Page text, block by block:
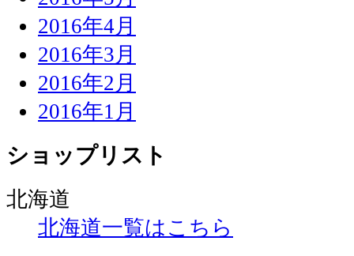
2016年4月
2016年3月
2016年2月
2016年1月
ショップリスト
北海道
北海道一覧はこちら